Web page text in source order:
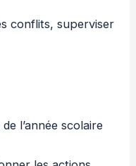
conflits, superviser
l’année scolaire